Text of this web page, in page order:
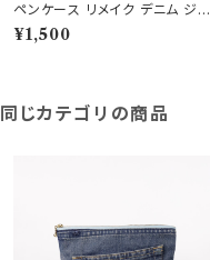
ペンケース リメイク デニム ジー
ンズ 一点物 オリジナルアイテム
¥1,500
同じカテゴリの商品